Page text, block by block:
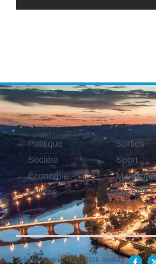
Rubriques
Politique
Société
Économie
Culture
Sorties
Sport
Magazine
Légales
Tous droits réservés © 2026 Medialot.